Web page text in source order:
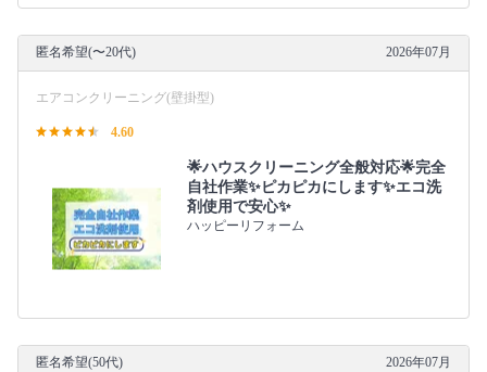
匿名希望(〜20代) 2026年07月
エアコンクリーニング(壁掛型)
4.60
🌟ハウスクリーニング全般対応🌟完全
自社作業✨️ピカピカにします✨️エコ洗
剤使用で安心✨
ハッピーリフォーム
匿名希望(50代) 2026年07月